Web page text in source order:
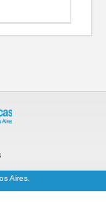
Aires.
410-0214. <<<